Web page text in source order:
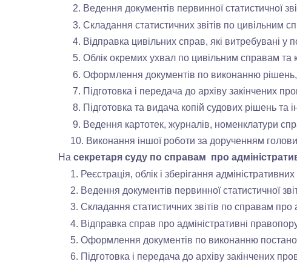
2. Ведення документів первинної статистичної
3. Складання статистичних звітів по цивільним
4. Відправка цивільних справ, які витребувані у
5. Облік окремих ухвал по цивільним справам та
6. Оформлення документів по виконанню рішень,
7. Підготовка і передача до архіву закінчених
8. Підготовка та видача копій судових рішень та
9. Ведення картотек, журналів, номенклатури
10. Виконання іншої роботи за дорученням голови
На секретаря суду по справам про
1. Реєстрація, облік і зберігання
2. Ведення документів первинної статистичної
3. Складання статистичних звітів по справам про
4. Відправка справ про адміністративні
5. Оформлення документів по виконанню
6. Підготовка і передача до архіву закінчених